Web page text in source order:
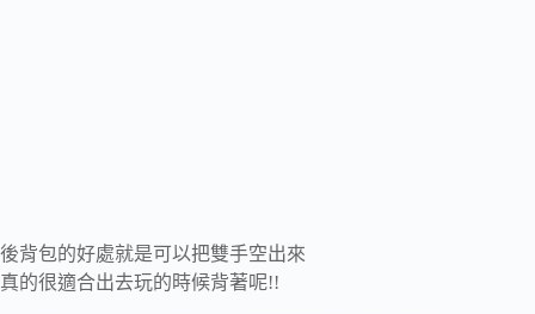
後背包的好處就是可以把雙手空出來
真的很適合出去玩的時候背著呢!!